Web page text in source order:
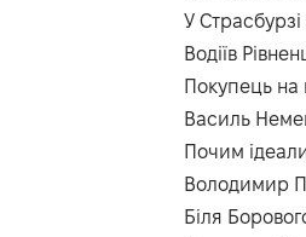
У
Водіїв
Покупець
Василь
Почим
Володимир
Біля